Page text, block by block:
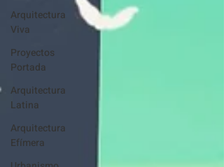
Arquitectura
Viva
Proyectos
Portada
Arquitectura
Latina
Arquitectura
Efímera